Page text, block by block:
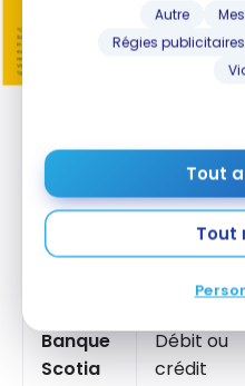
Autre
Régies publicitaires
Tout
Tout
Alberta
Les économies varient
financière et le type de
CARTE
Banque
Scotia
Débit ou
crédit